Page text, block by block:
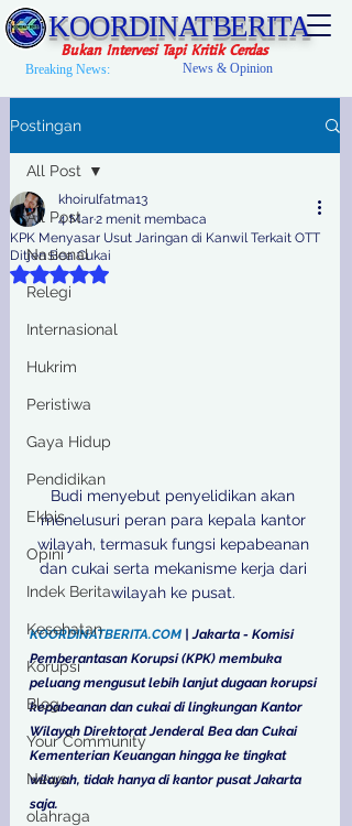
KOORDINATBERITA
Bukan Intervesi Tapi Kritik Cerdas
Breaking News: News & Opinion
Postingan
All Post
Nasional
Relegi
Internasional
Hukrim
Peristiwa
Gaya Hidup
Pendidikan
Ekbis
Opini
Indek Berita
Kesehatan
Korupsi
Blog
Your Community
News
olahraga
All Post
KPK Menyasar Usut Jaringan di Kanwil Terkait OTT
Ditjen Bea Cukai
khoirulfatma13
4 Mar2 menit membaca
Dinilai NaN dari 5 bintang.
Budi menyebut penyelidikan akan
menelusuri peran para kepala kantor
wilayah, termasuk fungsi kepabeanan
dan cukai serta mekanisme kerja dari
wilayah ke pusat.
KOORDINATBERITA.COM | Jakarta - Komisi
Pemberantasan Korupsi (KPK) membuka
peluang mengusut lebih lanjut dugaan korupsi
kepabeanan dan cukai di lingkungan Kantor
Wilayah Direktorat Jenderal Bea dan Cukai
Kementerian Keuangan hingga ke tingkat
wilayah, tidak hanya di kantor pusat Jakarta
saja.